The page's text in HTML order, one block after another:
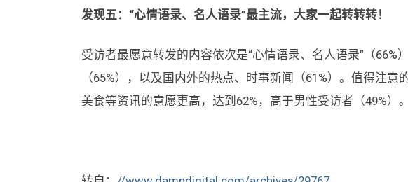
发现五：“心情语录、名人语录”最主流，大家一起转转转！
受访者最愿意转发的内容依次是“心情语录、名人语录”（66%
（65%），以及国内外的热点、时事新闻（61%）。值得注意
美食等资讯的意愿更高，达到62%，高于男性受访者（49%）。